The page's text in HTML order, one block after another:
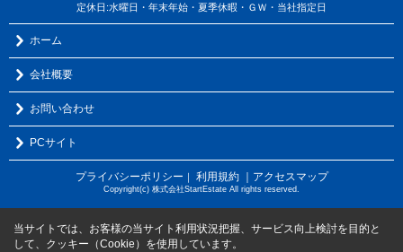
定休日:水曜日・年末年始・夏季休暇・ＧＷ・当社指定日
ホーム
会社概要
お問い合わせ
PCサイト
プライバシーポリシー ｜ 利用規約 ｜アクセスマップ
Copyright(c) 株式会社StartEstate All rights reserved.
当サイトでは、お客様の当サイト利用状況把握、サービス向上検討を目的と
して、クッキー（Cookie）を使用しています。